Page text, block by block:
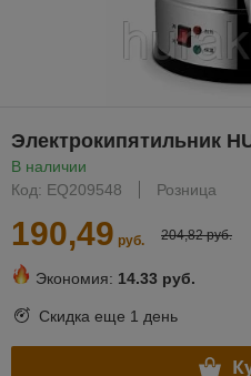
Электрокипятильник
В наличии
Код: EQ209548
Розница
190,49 руб. 204,82 руб.
Экономия: 14.33 руб.
Скидка еще 1 день